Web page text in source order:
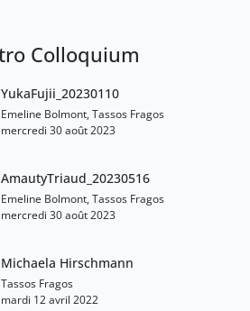
Colloquium
YukaFujii_20230110
Emeline Bolmont, Tassos Fragos
mercredi 30 août 2023
AmautyTriaud_20230516
Emeline Bolmont, Tassos Fragos
mercredi 30 août 2023
Michaela Hirschmann
Tassos Fragos
mardi 12 avril 2022